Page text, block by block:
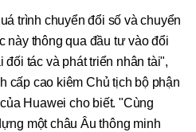
trình chuyển đổi số và chuyển
này thông qua đầu tư vào đổi
tác và phát triển nhân tài",
cấp cao kiêm Chủ tịch bộ phận
Huawei cho biết. "Cùng
một châu Âu thông minh